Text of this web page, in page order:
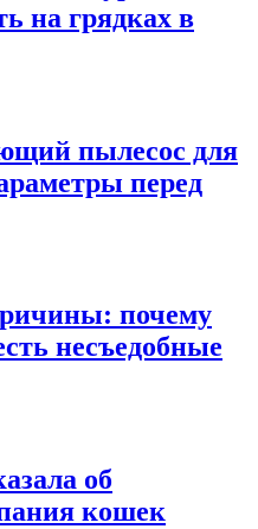
на грядках в
пылесос для
перед
почему
несъедобные
об
кошек